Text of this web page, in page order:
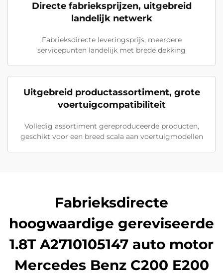
Directe fabrieksprijzen, uitgebreid
landelijk netwerk
Fabrieksdirecte leveringsprijs, meerdere
servicepunten landelijk met brede dekking
Uitgebreid productassortiment, grote
voertuigcompatibiliteit
Volledig assortiment gereproduceerde producten,
geschikt voor een breed scala aan voertuigmodellen
Fabrieksdirecte
hoogwaardige gereviseerde
1.8T A2710105147 auto motor
Mercedes Benz C200 E200